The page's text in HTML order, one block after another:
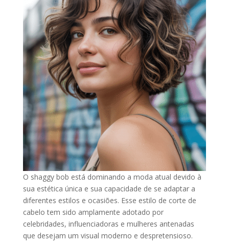
O shaggy bob está dominando a moda atual devido à
sua estética única e sua capacidade de se adaptar a
diferentes estilos e ocasiões. Esse estilo de corte de
cabelo tem sido amplamente adotado por
celebridades, influenciadoras e mulheres antenadas
que desejam um visual moderno e despretensioso.